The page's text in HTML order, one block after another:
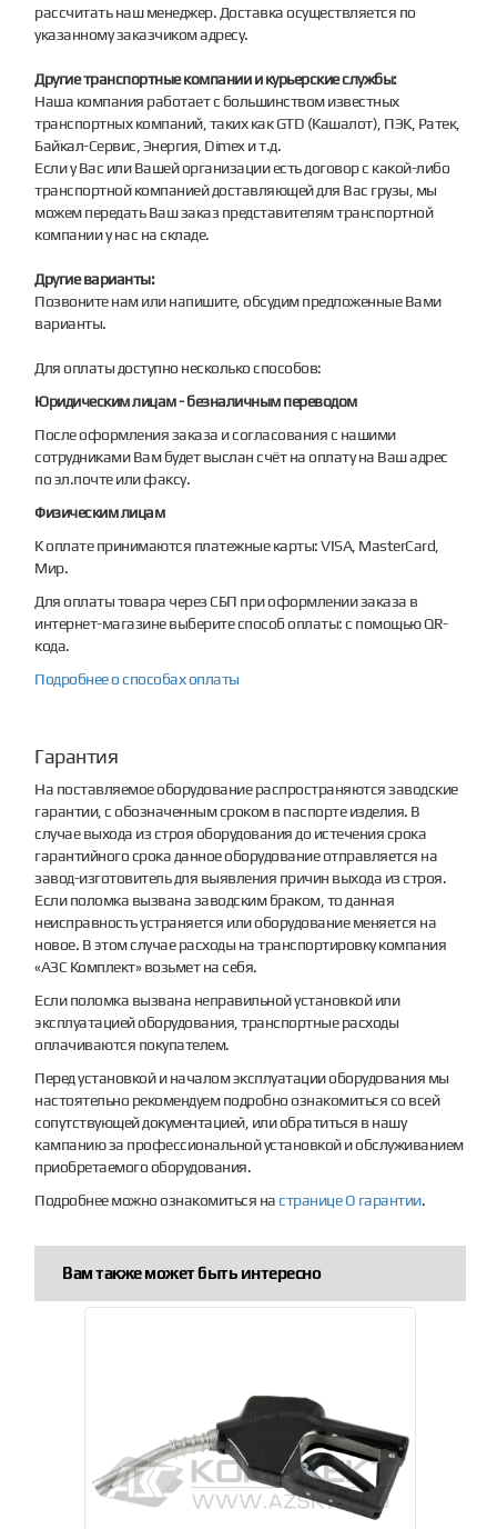
рассчитать наш менеджер. Доставка осуществляется по
указанному заказчиком адресу.
Другие транспортные компании и курьерские службы:
Наша компания работает с большинством известных
транспортных компаний, таких как GTD (Кашалот), ПЭК, Ратек,
Байкал-Сервис, Энергия, Dimex и т.д.
Если у Вас или Вашей организации есть договор с какой-либо
транспортной компанией доставляющей для Вас грузы, мы
можем передать Ваш заказ представителям транспортной
компании у нас на складе.
Другие варианты:
Позвоните нам или напишите, обсудим предложенные Вами
варианты.
Для оплаты доступно несколько способов:
Юридическим лицам - безналичным переводом
После оформления заказа и согласования с нашими
сотрудниками Вам будет выслан счёт на оплату на Ваш адрес
по эл.почте или факсу.
Физическим лицам
К оплате принимаются платежные карты: VISA, MasterCard,
Мир.
Для оплаты товара через СБП при оформлении заказа в
интернет-магазине выберите способ оплаты: с помощью QR-
кода.
Подробнее о способах оплаты
Гарантия
На поставляемое оборудование распространяются заводские
гарантии, с обозначенным сроком в паспорте изделия. В
случае выхода из строя оборудования до истечения срока
гарантийного срока данное оборудование отправляется на
завод-изготовитель для выявления причин выхода из строя.
Если поломка вызвана заводским браком, то данная
неисправность устраняется или оборудование меняется на
новое. В этом случае расходы на транспортировку компания
«АЗС Комплект» возьмет на себя.
Если поломка вызвана неправильной установкой или
эксплуатацией оборудования, транспортные расходы
оплачиваются покупателем.
Перед установкой и началом эксплуатации оборудования мы
настоятельно рекомендуем подробно ознакомиться со всей
сопутствующей документацией, или обратиться в нашу
кампанию за профессиональной установкой и обслуживанием
приобретаемого оборудования.
Подробнее можно ознакомиться настранице О гарантии.
Вам также может быть интересно